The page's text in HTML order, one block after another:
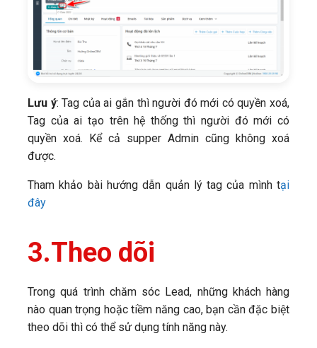
Lưu ý: Tag của ai gắn thì người đó mới có quyền xoá,
Tag của ai tạo trên hệ thống thì người đó mới có
quyền xoá. Kể cả supper Admin cũng không xoá
được.
Tham khảo bài hướng dẫn quản lý tag của mình tại
đây
3.Theo dõi
Trong quá trình chăm sóc Lead, những khách hàng
nào quan trọng hoặc tiềm năng cao, bạn cần đặc biệt
theo dõi thì có thể sử dụng tính năng này.